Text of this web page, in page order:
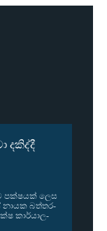
දකිද්දී
පක්ෂ­යක් ලෙස
නායක බත්ත­ර­
කාර්යා­ල­